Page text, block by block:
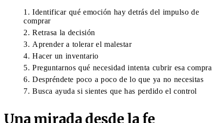
Identificar qué emoción hay detrás del impulso de
comprar
Retrasa la decisión
Aprender a tolerar el malestar
Hacer un inventario
Preguntarnos qué necesidad intenta cubrir esa compra
Despréndete poco a poco de lo que ya no necesitas
Busca ayuda si sientes que has perdido el control
Una mirada desde la fe